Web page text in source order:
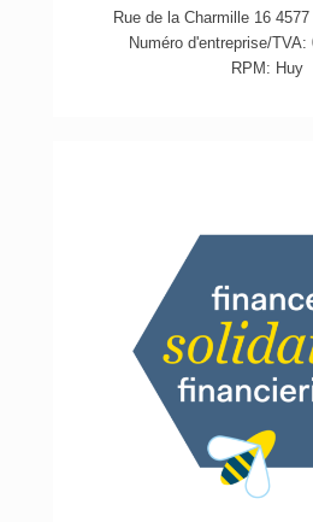
Rue de la Charmille 16
Numéro d'entreprise/TVA:
RPM: Huy